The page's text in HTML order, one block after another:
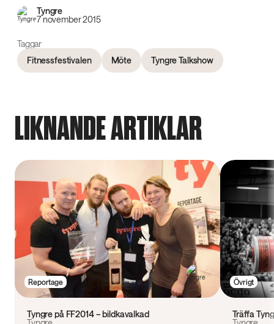
Tyngre
7 november 2015
Taggar
Fitnessfestivalen
Möte Tyngre Talkshow
LIKNANDE ARTIKLAR
Reportage
Tyngre på FF2014 – bildkavalkad
Övrigt
Träffa